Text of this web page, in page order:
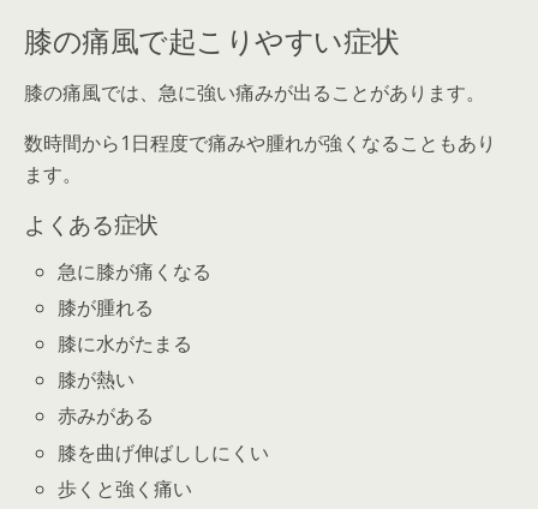
膝の痛風で起こりやすい症状
膝の痛風では、急に強い痛みが出ることがあります。
数時間から1日程度で痛みや腫れが強くなることもあり
ます。
よくある症状
急に膝が痛くなる
膝が腫れる
膝に水がたまる
膝が熱い
赤みがある
膝を曲げ伸ばししにくい
歩くと強く痛い